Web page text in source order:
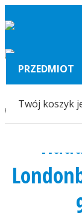
PRZEDMIOT
Twój koszyk
Wyświetlenia:5364